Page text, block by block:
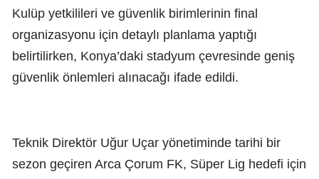
Kulüp yetkilileri ve güvenlik birimlerinin final
organizasyonu için detaylı planlama yaptığı
belirtilirken, Konya’daki stadyum çevresinde geniş
güvenlik önlemleri alınacağı ifade edildi.
Teknik Direktör Uğur Uçar yönetiminde tarihi bir
sezon geçiren Arca Çorum FK, Süper Lig hedefi için